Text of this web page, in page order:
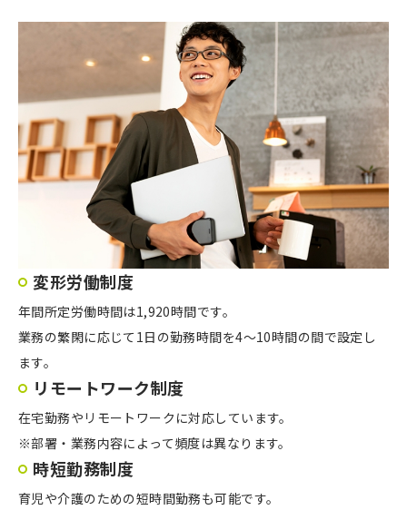
変形労働制度
年間所定労働時間は1,920時間です。
業務の繁閑に応じて1日の勤務時間を4～10時間の間で設定し
ます。
リモートワーク制度
在宅勤務やリモートワークに対応しています。
※部署・業務内容によって頻度は異なります。
時短勤務制度
育児や介護のための短時間勤務も可能です。